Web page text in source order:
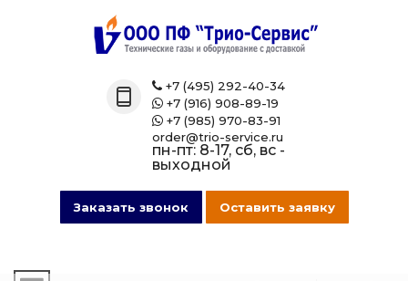
Назад
Технические газы
Азот
Газовые баллоны
016 Сварочная проволока
+7 (495) 292-40-34
+7 (916) 908-89-19
+7 (985) 970-83-91
order@trio-service.ru
пн-пт: 8-17, сб, вс -
выходной
Заказать звонок Оставить заявку